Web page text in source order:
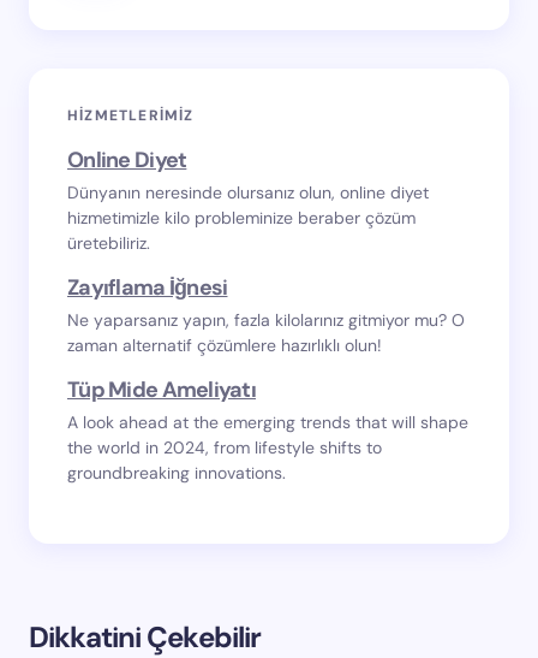
HIZMETLERIMIZ
Online Diyet
Dünyanın neresinde olursanız olun, online diyet
hizmetimizle kilo probleminize beraber çözüm
üretebiliriz.
Zayıflama İğnesi
Ne yaparsanız yapın, fazla kilolarınız gitmiyor mu? O
zaman alternatif çözümlere hazırlıklı olun!
Tüp Mide Ameliyatı
A look ahead at the emerging trends that will shape
the world in 2024, from lifestyle shifts to
groundbreaking innovations.
Dikkatini Çekebilir